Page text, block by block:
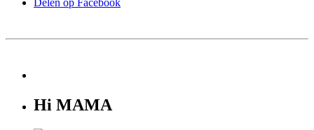
Delen op Facebook
Hi MAMA